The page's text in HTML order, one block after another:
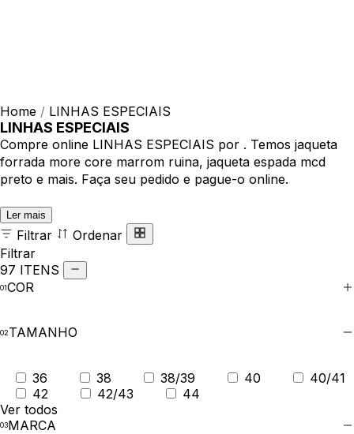
Home / LINHAS ESPECIAIS
LINHAS ESPECIAIS
Compre online LINHAS ESPECIAIS por . Temos jaqueta
forrada more core marrom ruina, jaqueta espada mcd
preto e mais. Faça seu pedido e pague-o online.
Ler mais
Filtrar
Ordenar
Filtrar
97 ITENS
COR
TAMANHO
36 38 38/39 40
40/41
42
42/43
44
Ver todos
MARCA